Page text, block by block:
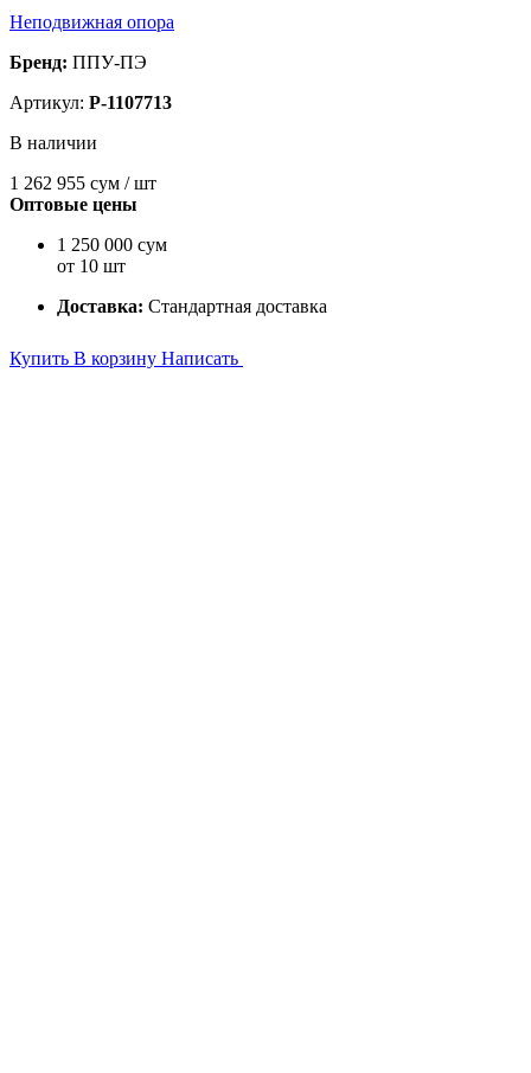
Неподвижная опора
Бренд: ППУ-ПЭ
Артикул: P-1107713
В наличии
1 262 955 сум / шт
Оптовые цены
1 250 000 сум
от 10 шт
Доставка: Стандартная доставка
Купить В корзину Написать